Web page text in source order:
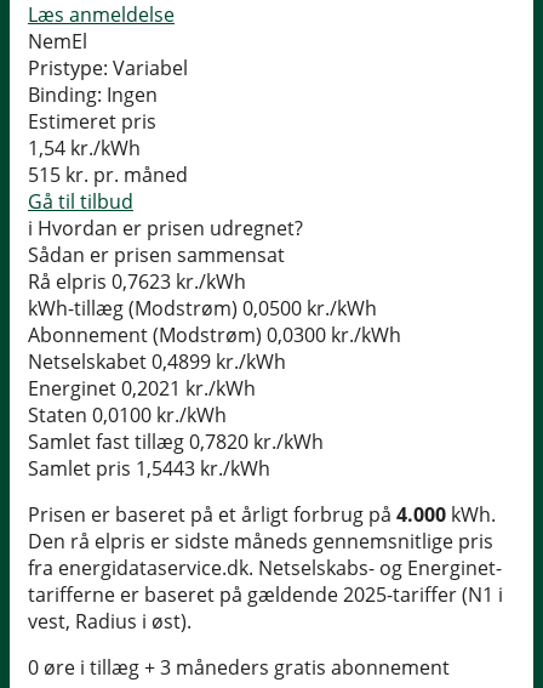
Læs anmeldelse
NemEl
Pristype: Variabel
Binding: Ingen
Estimeret pris
1,54 kr./kWh
515 kr. pr. måned
Gå til tilbud
i Hvordan er prisen udregnet?
Sådan er prisen sammensat
Rå elpris 0,7623 kr./kWh
kWh-tillæg (Modstrøm) 0,0500 kr./kWh
Abonnement (Modstrøm) 0,0300 kr./kWh
Netselskabet0,4899 kr./kWh
Energinet0,2021 kr./kWh
Staten 0,0100 kr./kWh
Samlet fast tillæg0,7820 kr./kWh
Samlet pris 1,5443 kr./kWh
Prisen er baseret på et årligt forbrug på 4.000 kWh.
Den rå elpris er sidste måneds gennemsnitlige pris
fra energidataservice.dk. Netselskabs- og Energinet-
tarifferne er baseret på gældende 2025-tariffer (N1 i
vest, Radius i øst).
0 øre i tillæg + 3 måneders gratis abonnement